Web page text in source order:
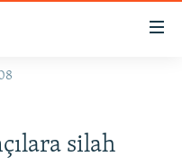
silah